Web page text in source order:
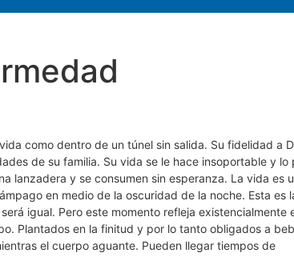
como dentro de un túnel sin salida. Su fidelidad a
de su familia. Su vida se le hace insoportable y lo
lanzadera y se consumen sin esperanza. La vida es
en medio de la oscuridad de la noche. Esta es
igual. Pero este momento refleja existencialmente
Plantados en la finitud y por lo tanto obligados a
el cuerpo aguante. Pueden llegar tiempos de